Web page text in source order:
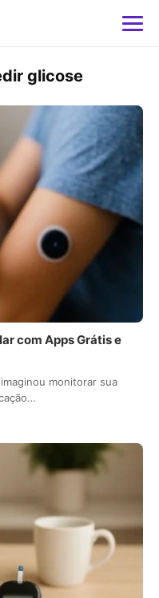
glicose
com Apps Grátis e
monitorar sua